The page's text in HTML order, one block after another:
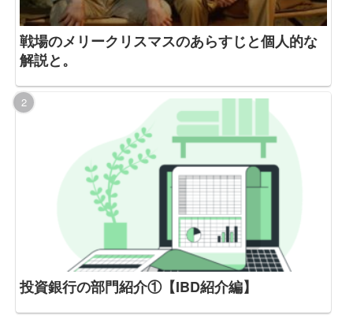
戦場のメリークリスマスのあらすじと個人的な
解説と。
投資銀行の部門紹介①【IBD紹介編】